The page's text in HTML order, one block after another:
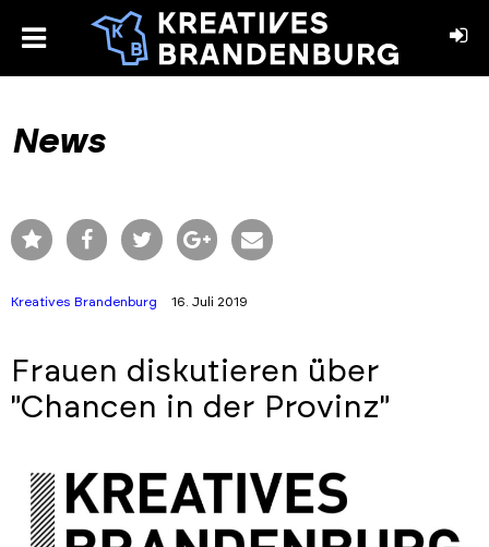
toggle
News
Kreatives Brandenburg 16. Juli 2019
Frauen diskutieren über
"Chancen in der Provinz"